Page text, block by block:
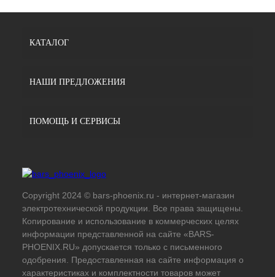
КАТАЛОГ
НАШИ ПРЕДЛОЖЕНИЯ
ПОМОЩЬ И СЕРВИСЫ
Copyright 2024 © bars-phoenix.ru - интернет-магазин
электротехнической продукции. Все права защищены.
Копирование и использование в коммерческих целях
информации представленной на сайте «BARS-
PHOENIX.RU» допускается только с письменного
одобрения. Предоставленная на сайте информация о
характеристиках и комплектности товаров может